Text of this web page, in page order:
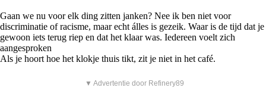
Gaan we nu voor elk ding zitten janken? Nee ik ben niet voor
discriminatie of racisme, maar echt álles is gezeik. Waar is de tijd dat je
gewoon iets terug riep en dat het klaar was. Iedereen voelt zich
aangesproken
Als je hoort hoe het klokje thuis tikt, zit je niet in het café.
▼ Advertentie door Refinery89